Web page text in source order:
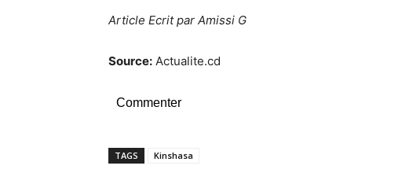
Article Ecrit par Amissi G
Source: Actualite.cd
Commenter
TAGS Kinshasa